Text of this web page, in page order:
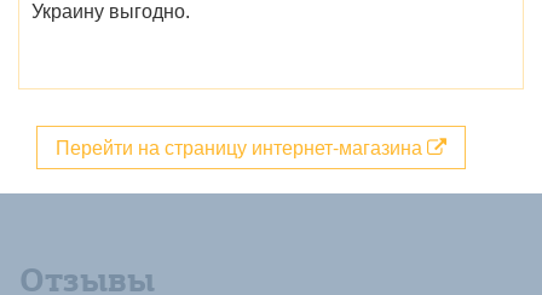
Украину выгодно.
Перейти на страницу интернет-магазина
Отзывы